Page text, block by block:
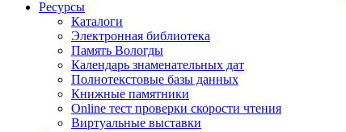
Ресурсы
Каталоги
Электронная библиотека
Память Вологды
Календарь знаменательных дат
Полнотекстовые базы данных
Книжные памятники
Online тест проверки скорости чтения
Виртуальные выставки